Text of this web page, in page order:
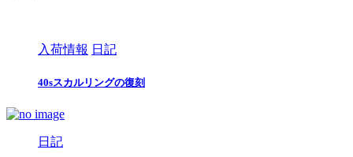
入荷情報 日記
40sスカルリングの復刻
日記